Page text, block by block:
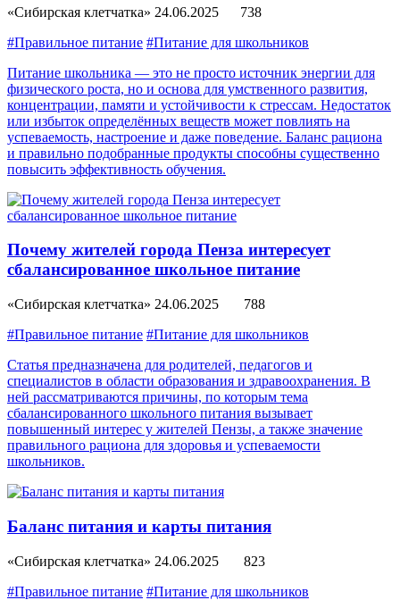
«Сибирская клетчатка» 24.06.2025
738
#Правильное питание #Питание для школьников
Питание школьника — это не просто источник энергии для
физического роста, но и основа для умственного развития,
концентрации, памяти и устойчивости к стрессам. Недостаток
или избыток определённых веществ может повлиять на
успеваемость, настроение и даже поведение. Баланс рациона
и правильно подобранные продукты способны существенно
повысить эффективность обучения.
Почему жителей города Пенза интересует
сбалансированное школьное питание
«Сибирская клетчатка» 24.06.2025
788
#Правильное питание #Питание для школьников
Статья предназначена для родителей, педагогов и
специалистов в области образования и здравоохранения. В
ней рассматриваются причины, по которым тема
сбалансированного школьного питания вызывает
повышенный интерес у жителей Пензы, а также значение
правильного рациона для здоровья и успеваемости
школьников.
Баланс питания и карты питания
«Сибирская клетчатка» 24.06.2025
823
#Правильное питание #Питание для школьников